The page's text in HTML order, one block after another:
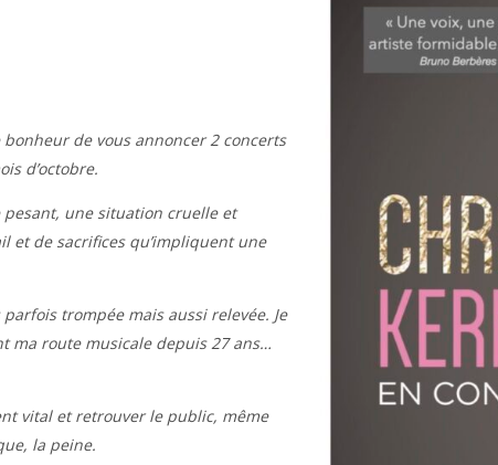
de vous annoncer 2 concerts
d’octobre.
pesant, une situation cruelle et
et de sacrifices qu’impliquent une
parfois trompée mais aussi relevée. Je
ma route musicale depuis 27 ans…
vital et retrouver le public, même
la peine.